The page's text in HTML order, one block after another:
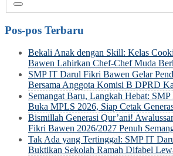
Pos-pos Terbaru
Bekali Anak dengan Skill: Kelas
Bawen Lahirkan Chef-Chef Muda
SMP IT Darul Fikri Bawen Gelar
Bersama Anggota Komisi B DPRD
Semangat Baru, Langkah Hebat:
Buka MPLS 2026, Siap Cetak
Bismillah Generasi Qur’ani!
Fikri Bawen 2026/2027 Penuh
Tak Ada yang Tertinggal: SMP IT
Buktikan Sekolah Ramah Difabel